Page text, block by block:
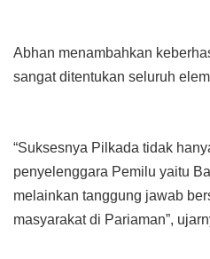
Abhan menambahkan
sangat ditentukan seluruh
“Suksesnya Pilkada tidak
penyelenggara Pemilu yaitu
melainkan tanggung jawab
masyarakat di Pariaman”,